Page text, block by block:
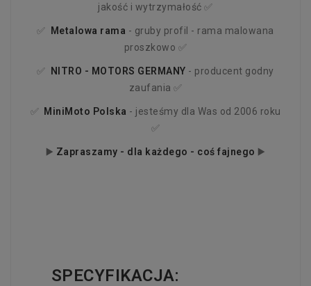
jakość i wytrzymałość ✅
✅ Metalowa rama - gruby profil - rama malowana
proszkowo ✅
✅ NITRO - MOTORS GERMANY - producent godny
zaufania ✅
✅ MiniMoto Polska - jesteśmy dla Was od 2006 roku
✅
▶️ Zapraszamy - dla każdego - coś fajnego ▶️
SPECYFIKACJA: